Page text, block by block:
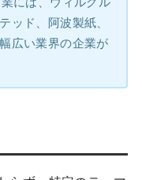
ッド、阿波製紙、
広い業界の企業が